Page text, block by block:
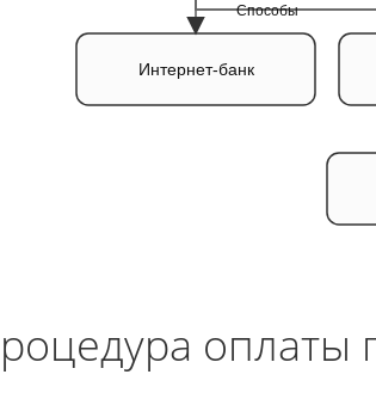
Интернет-банк
Способы
оплаты